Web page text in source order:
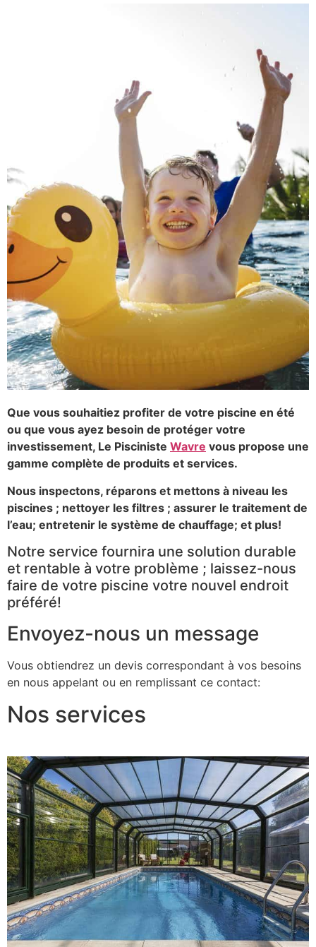
Que vous souhaitiez profiter de votre piscine en été
ou que vous ayez besoin de protéger votre
investissement, Le Pisciniste Wavre vous propose une
gamme complète de produits et services.
Nous inspectons, réparons et mettons à niveau les
piscines ; nettoyer les filtres ; assurer le traitement de
l’eau; entretenir le système de chauffage; et plus!
Notre service fournira une solution durable
et rentable à votre problème ; laissez-nous
faire de votre piscine votre nouvel endroit
préféré!
Envoyez-nous un message
Vous obtiendrez un devis correspondant à vos besoins
en nous appelant ou en remplissant ce contact:
Nos services